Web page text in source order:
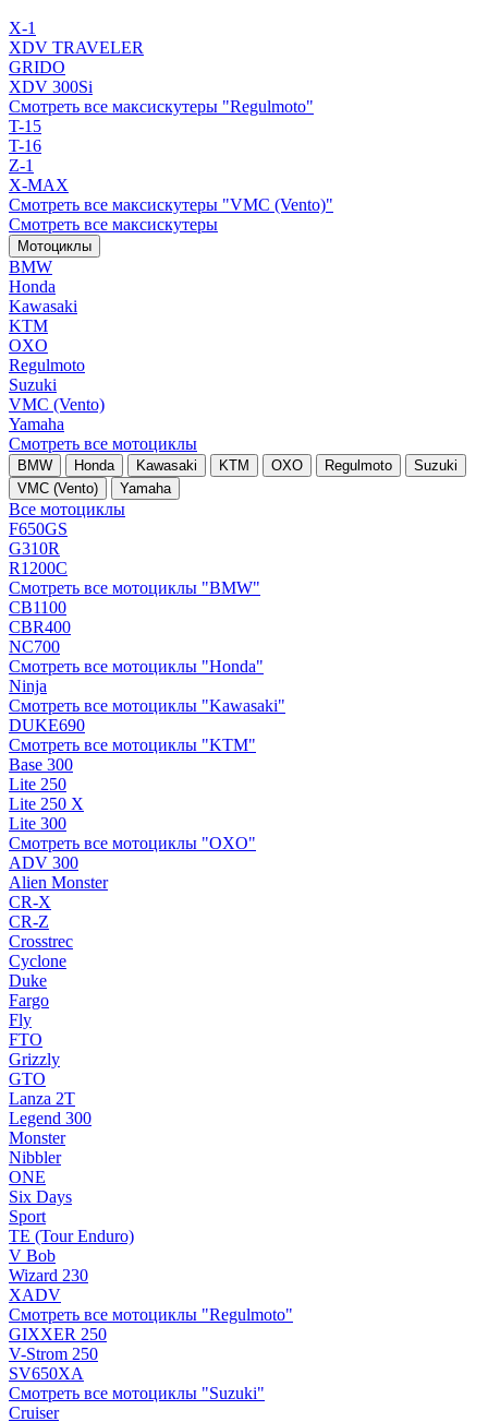
X-1
XDV TRAVELER
GRIDO
XDV 300Si
Смотреть все максискутеры "Regulmoto"
T-15
T-16
Z-1
X-MAX
Смотреть все максискутеры "VMC (Vento)"
Смотреть все максискутеры
Мотоциклы
BMW
Honda
Kawasaki
KTM
OXO
Regulmoto
Suzuki
VMC (Vento)
Yamaha
Смотреть все мотоциклы
BMW Honda Kawasaki KTM OXO Regulmoto
Suzuki
VMC (Vento)
Yamaha
Все мотоциклы
F650GS
G310R
R1200C
Смотреть все мотоциклы "BMW"
CB1100
CBR400
NC700
Смотреть все мотоциклы "Honda"
Ninja
Смотреть все мотоциклы "Kawasaki"
DUKE690
Смотреть все мотоциклы "KTM"
Base 300
Lite 250
Lite 250 X
Lite 300
Смотреть все мотоциклы "OXO"
ADV 300
Alien Monster
CR-X
CR-Z
Crosstrec
Cyclone
Duke
Fargo
Fly
FTO
Grizzly
GTO
Lanza 2T
Legend 300
Monster
Nibbler
ONE
Six Days
Sport
TE (Tour Enduro)
V Bob
Wizard 230
XADV
Смотреть все мотоциклы "Regulmoto"
GIXXER 250
V-Strom 250
SV650XA
Смотреть все мотоциклы "Suzuki"
Cruiser